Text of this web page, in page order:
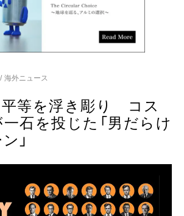
海外ニュース
平等を浮き彫り コス
石を投じた「男だらけ
」